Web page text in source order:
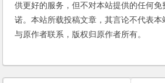
供更好的服务，但不对本站提供的任何免
诺。本站所载投稿文章，其言论不代表
与原作者联系，版权归原作者所有。